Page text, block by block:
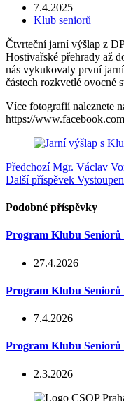
7.4.2025
Klub seniorů
Čtvrteční jarní výšlap z
Hostivařské přehrady až
nás vykukovaly první
částech rozkvetlé ovocné
Více fotografií naleznete
https://
PředchozíMgr. Václav
Další příspěvek
Podobné příspěvky
Program Klubu Seniorů
27.4.2026
Program Klubu Seniorů
7.4.2026
Program Klubu Seniorů
2.3.2026